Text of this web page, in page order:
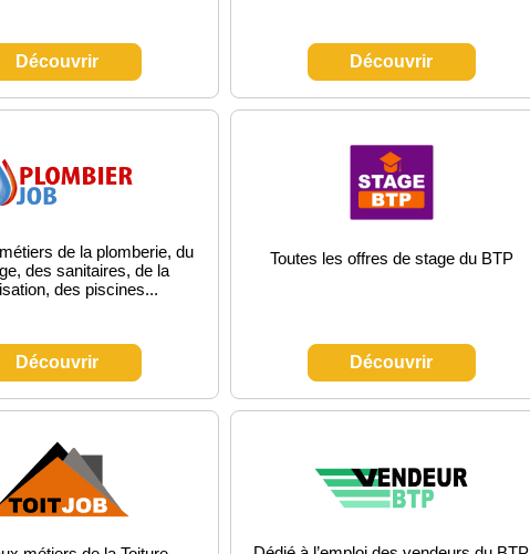
Découvrir Découvrir
de la plomberie, du
des sanitaires, de la
des piscines...
Découvrir
Toutes les offres de stage du BTP
Découvrir